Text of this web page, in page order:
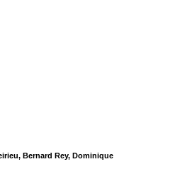
Bernard Rey, Dominique